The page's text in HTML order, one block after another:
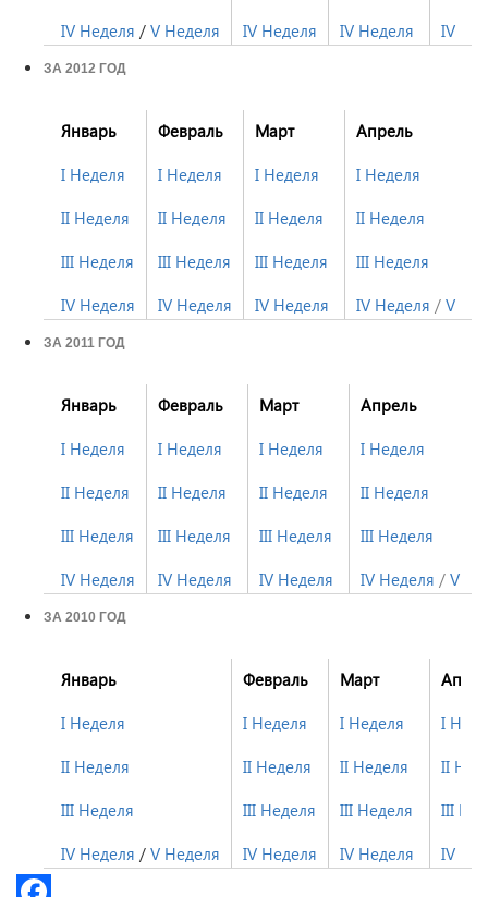
IV Неделя / V Неделя
IV Неделя
IV Неделя
IV
ЗА 2012 ГОД
Январь
I Неделя
II Неделя
III Неделя
IV Неделя
Февраль
I Неделя
II Неделя
III Неделя
IV Неделя
Март
I Неделя
II Неделя
III Неделя
IV Неделя
Апрель
I Неделя
II Неделя
III Неделя
IV Неделя / V
ЗА 2011 ГОД
Январь
I Неделя
II Неделя
III Неделя
IV Неделя
Февраль
I Неделя
II Неделя
III Неделя
IV Неделя
Март
I Неделя
II Неделя
III Неделя
IV Неделя
Апрель
I Неделя
II Неделя
III Неделя
IV Неделя / V
ЗА 2010 ГОД
Январь
I Неделя
II Неделя
III Неделя
IV Неделя / V Неделя
Февраль
I Неделя
II Неделя
III Неделя
IV Неделя
Март
I Неделя
II Неделя
III Неделя
IV Неделя
I
II
III
IV